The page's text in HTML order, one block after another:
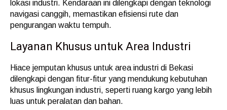
lokasi industri. Kendaraan ini dilengkapi dengan teknologi
navigasi canggih, memastikan efisiensi rute dan
pengurangan waktu tempuh.
Layanan Khusus untuk Area Industri
Hiace jemputan khusus untuk area industri di Bekasi
dilengkapi dengan fitur-fitur yang mendukung kebutuhan
khusus lingkungan industri, seperti ruang kargo yang lebih
luas untuk peralatan dan bahan.